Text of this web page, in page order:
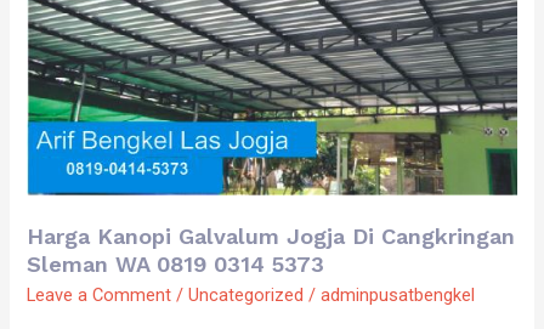
Harga Kanopi Galvalum Jogja Di Cangkringan
Sleman WA 0819 0314 5373
Leave a Comment /Uncategorized /adminpusatbengkel
Di
Cangkringan
Sleman
WA
0819